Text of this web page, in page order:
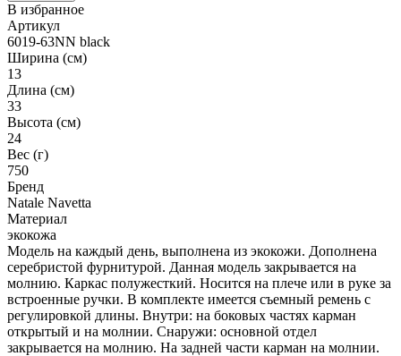
В избранное
Артикул
6019-63NN black
Ширина (см)
13
Длина (см)
33
Высота (см)
24
Вес (г)
750
Бренд
Natale Navetta
Материал
экокожа
Модель на каждый день, выполнена из экокожи. Дополнена
серебристой фурнитурой. Данная модель закрывается на
молнию. Каркас полужесткий. Носится на плече или в руке за
встроенные ручки. В комплекте имеется съемный ремень с
регулировкой длины. Внутри: на боковых частях карман
открытый и на молнии. Снаружи: основной отдел
закрывается на молнию. На задней части карман на молнии.